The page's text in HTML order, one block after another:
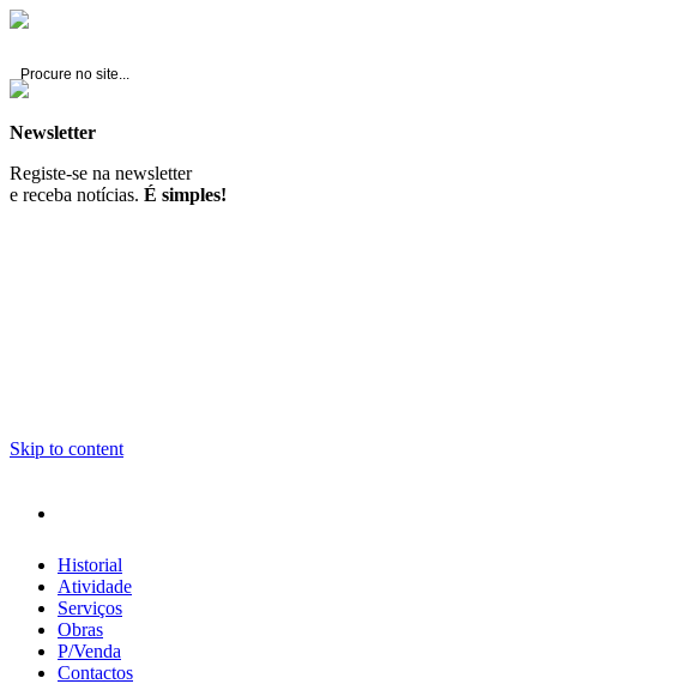
Newsletter
Registe-se na newsletter
e receba notícias. É simples!
Skip to content
Historial
Atividade
Serviços
Obras
P/Venda
Contactos